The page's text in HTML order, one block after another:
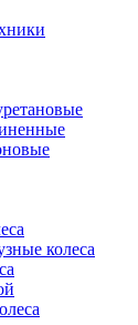
колеса